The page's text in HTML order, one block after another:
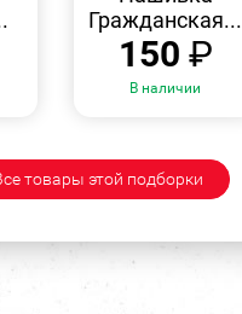
Гражданская...
150 ₽
В наличии
товары этой подборки